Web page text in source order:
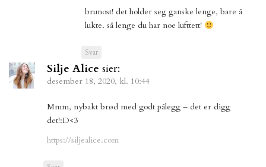
brunost! det holder seg ganske lenge, bare å
lukte. så lenge du har noe lufttett!
Svar
Silje Alice sier:
desember 18, 2020, kl. 10:44
Mmm, nybakt brød med godt pålegg – det er digg
det!:D<3
https://siljealice.com